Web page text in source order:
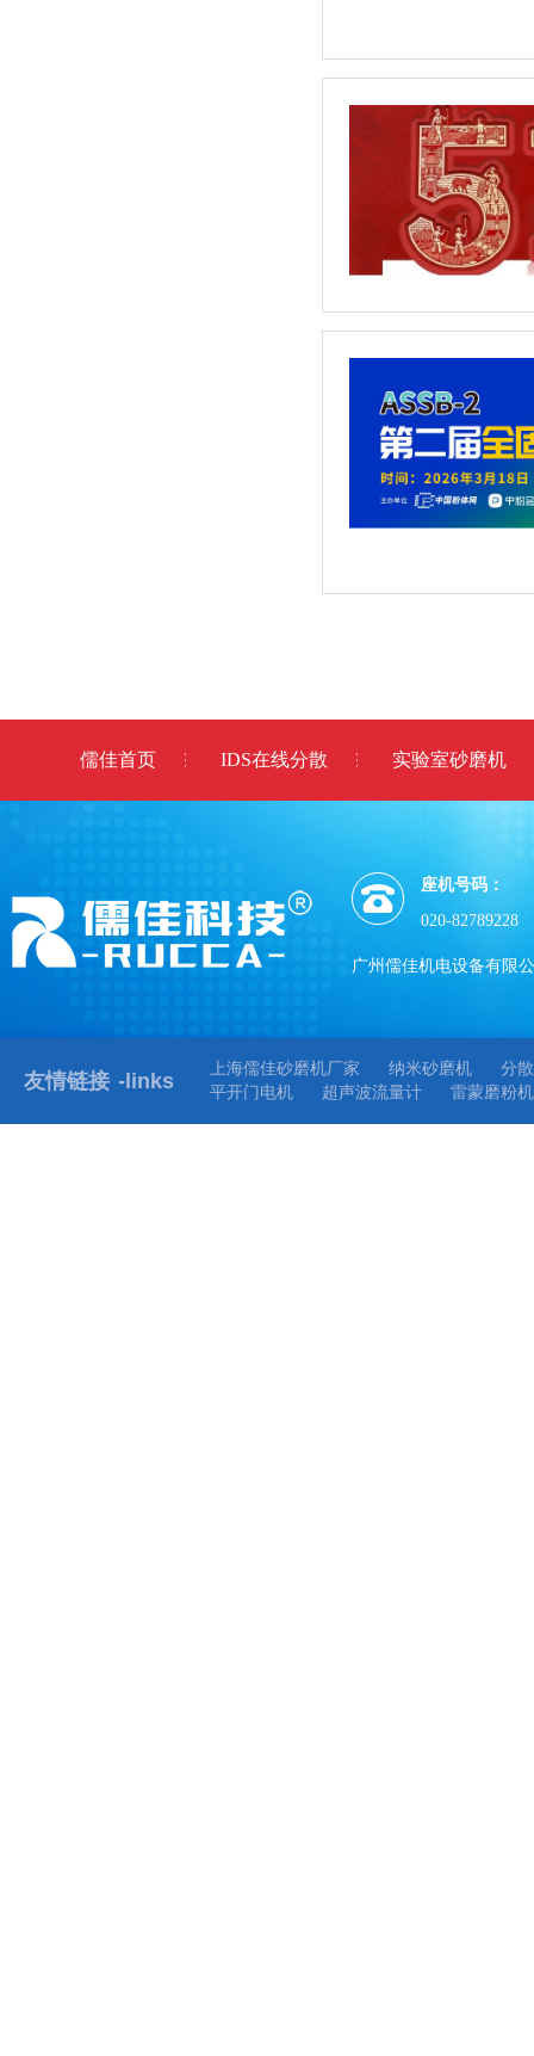
儒佳首页 IDS在线分散 实验室砂磨机
座机号码：
020-82789228
广州儒佳机电设备有限
友情链接 -links
上海儒佳砂磨机厂家 纳米砂磨机
分
平开门电机
超声波流量计 雷蒙磨粉机